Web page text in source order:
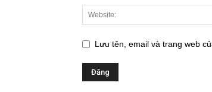
Lưu tên, email và trang web